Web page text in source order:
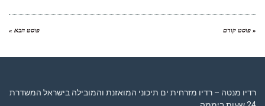
« פוסט קודם פוסט הבא »
רדיו מנטה – רדיו מזרחית ים תיכוני המואזנת והמובילה בישראל המשדרת
24 שעות ביממה,